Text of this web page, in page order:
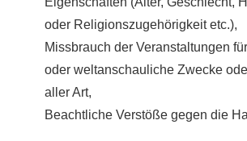
oder Religionszugehörigkeit etc.),
Missbrauch der Veranstaltungen
oder weltanschauliche Zwecke
aller Art,
Beachtliche Verstöße gegen die